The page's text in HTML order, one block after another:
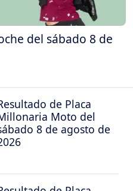
del sábado 8 de
de Placa
Moto del
8 de agosto de